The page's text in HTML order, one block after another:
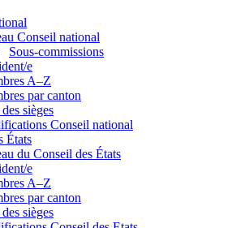
Conseil national
Sous-commissions
e
A–Z
par canton
sièges
Conseil national
États
du Conseil des États
e
A–Z
par canton
sièges